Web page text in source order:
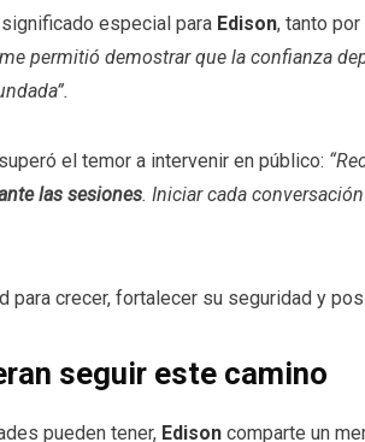
especial para Edison, tanto
permitió demostrar que la confianza
el temor a intervenir en público:
las sesiones. Iniciar cada
para crecer, fortalecer su seguridad y
seguir este camino
pueden tener, Edison comparte un